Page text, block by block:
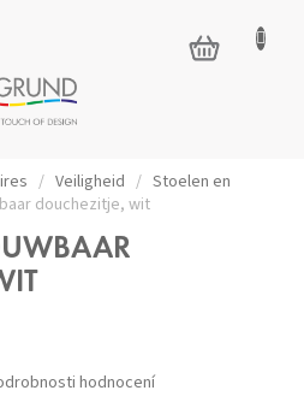
NÁKUPNÍ
KOŠÍK
/ Veiligheid / Stoelen en
douchezitje, wit
hodnocení